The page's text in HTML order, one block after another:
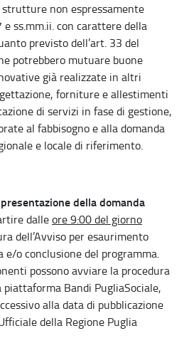
strutture non espressamente
ss.mm.ii. con carattere della
previsto dell’art. 33 del
potrebbero mutuare buone
già realizzate in altri
forniture e allestimenti
di servizi in fase di gestione,
al fabbisogno e alla domanda
e locale di riferimento.
della domanda
dalleore 9:00 del giorno
dell’Avviso per esaurimento
o conclusione del programma.
possono avviare la procedura
piattaforma Bandi PugliaSociale,
alla data di pubblicazione
della Regione Puglia